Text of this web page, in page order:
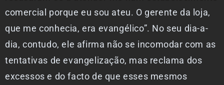
comercial porque eu sou ateu. O gerente da loja,
que me conhecia, era evangélico”. No seu dia-a-
dia, contudo, ele afirma não se incomodar com as
tentativas de evangelização, mas reclama dos
excessos e do facto de que esses mesmos